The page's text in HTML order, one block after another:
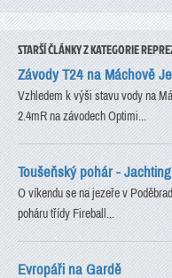
STARŠÍ ČLÁNKY Z KATEGORIE
Závody T24 na Máchově
Vzhledem k výši stavu vody na
2.4mR na závodech Optimi...
Toušeňský pohár -
O víkendu se na jezeře v
poháru třídy Fireball...
Evropáři na Gardě